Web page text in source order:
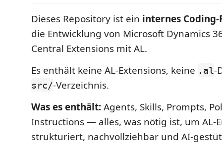
Dieses Repository ist ein internes
die Entwicklung von Microsoft Dynamics
Central Extensions mit AL.
Es enthält keine AL-Extensions, keine .al-
src/-Verzeichnis.
Was es enthält:Agents, Skills, Prompts,
Instructions — alles, was nötig ist, um AL-
strukturiert, nachvollziehbar und AI-